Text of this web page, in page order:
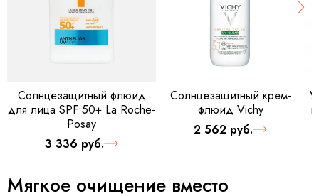
Солнцезащитный флюид
для лица SPF 50+ La Roche-
Posay
3 336 руб.
Солнцезащитный крем-
флюид Vichy
2 562 руб.
Мягкое очищение вместо